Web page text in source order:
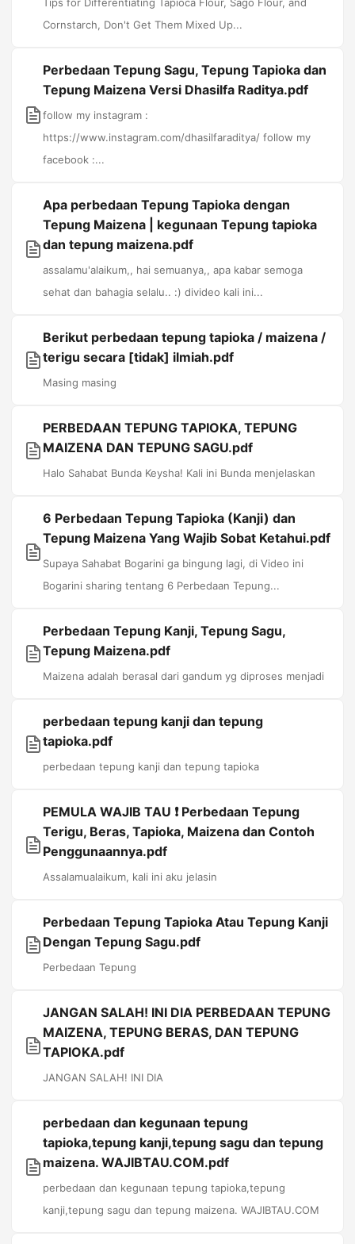
Cornstarch, Don't Get Them Mixed Up...
Perbedaan Tepung Sagu, Tepung Tapioka dan
Tepung Maizena Versi Dhasilfa Raditya.pdf
follow my instagram :
https://www.instagram.com/dhasilfaraditya/ follow my
facebook :...
Apa perbedaan Tepung Tapioka dengan
Tepung Maizena | kegunaan Tepung tapioka
dan tepung maizena.pdf
assalamu'alaikum,, hai semuanya,, apa kabar semoga
sehat dan bahagia selalu.. :) divideo kali ini...
Berikut perbedaan tepung tapioka / maizena /
terigu secara [tidak] ilmiah.pdf
Masing masing
PERBEDAAN TEPUNG TAPIOKA, TEPUNG
MAIZENA DAN TEPUNG SAGU.pdf
Halo Sahabat Bunda Keysha! Kali ini Bunda menjelaskan
6 Perbedaan Tepung Tapioka (Kanji) dan
Tepung Maizena Yang Wajib Sobat Ketahui.pdf
Supaya Sahabat Bogarini ga bingung lagi, di Video ini
Bogarini sharing tentang 6 Perbedaan Tepung...
Perbedaan Tepung Kanji, Tepung Sagu,
Tepung Maizena.pdf
Maizena adalah berasal dari gandum yg diproses menjadi
perbedaan tepung kanji dan tepung
tapioka.pdf
perbedaan tepung kanji dan tepung tapioka
PEMULA WAJIB TAU ❗ Perbedaan Tepung
Terigu, Beras, Tapioka, Maizena dan Contoh
Penggunaannya.pdf
Assalamualaikum, kali ini aku jelasin
Perbedaan Tepung Tapioka Atau Tepung Kanji
Dengan Tepung Sagu.pdf
Perbedaan Tepung
JANGAN SALAH! INI DIA PERBEDAAN TEPUNG
MAIZENA, TEPUNG BERAS, DAN TEPUNG
TAPIOKA.pdf
JANGAN SALAH! INI DIA
perbedaan dan kegunaan tepung
tapioka,tepung kanji,tepung sagu dan tepung
maizena. WAJIBTAU.COM.pdf
perbedaan dan kegunaan tepung tapioka,tepung
kanji,tepung sagu dan tepung maizena. WAJIBTAU.COM